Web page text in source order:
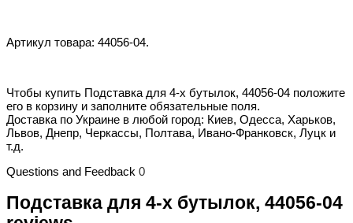
Артикул товара: 44056-04.
Чтобы купить Подставка для 4-х бутылок, 44056-04 положите
его в корзину и заполните обязательные поля.
Доставка по Украине в любой город: Киев, Одесса, Харьков,
Львов, Днепр, Черкассы, Полтава, Ивано-Франковск, Луцк и
т.д.
Questions and Feedback 0
Подставка для 4-х бутылок, 44056-04